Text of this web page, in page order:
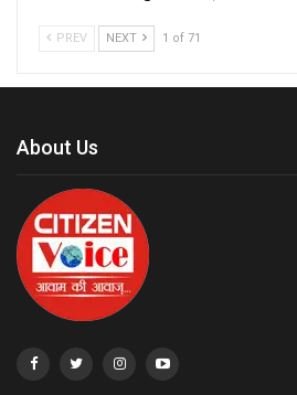
PREV NEXT 1 of 71
About Us